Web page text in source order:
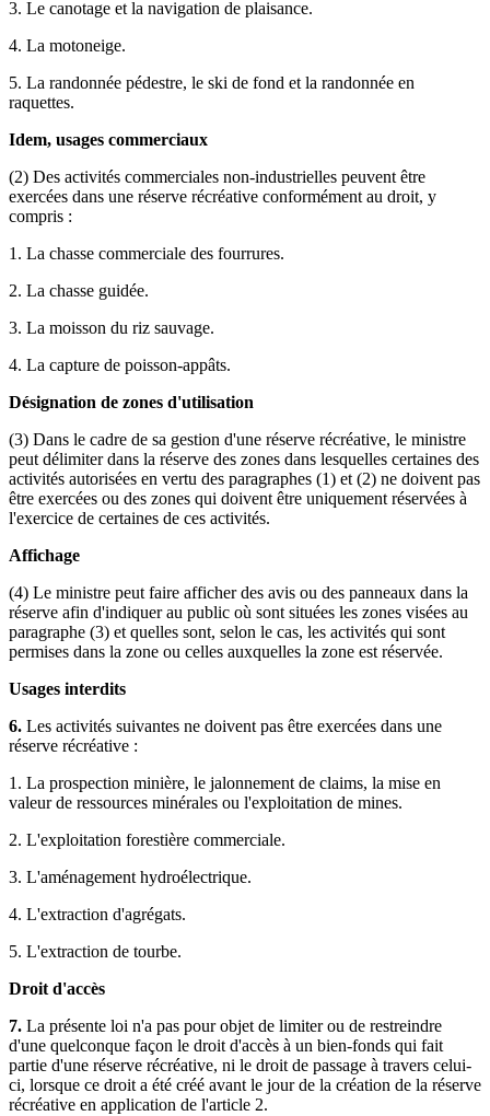
3. Le canotage et la navigation de plaisance.
4. La motoneige.
5. La randonnée pédestre, le ski de fond et la randonnée en
raquettes.
Idem, usages commerciaux
(2) Des activités commerciales non-industrielles peuvent être
exercées dans une réserve récréative conformément au droit, y
compris :
1. La chasse commerciale des fourrures.
2. La chasse guidée.
3. La moisson du riz sauvage.
4. La capture de poisson-appâts.
Désignation de zones d'utilisation
(3) Dans le cadre de sa gestion d'une réserve récréative, le ministre
peut délimiter dans la réserve des zones dans lesquelles certaines des
activités autorisées en vertu des paragraphes (1) et (2) ne doivent pas
être exercées ou des zones qui doivent être uniquement réservées à
l'exercice de certaines de ces activités.
Affichage
(4) Le ministre peut faire afficher des avis ou des panneaux dans la
réserve afin d'indiquer au public où sont situées les zones visées au
paragraphe (3) et quelles sont, selon le cas, les activités qui sont
permises dans la zone ou celles auxquelles la zone est réservée.
Usages interdits
6. Les activités suivantes ne doivent pas être exercées dans une
réserve récréative :
1. La prospection minière, le jalonnement de claims, la mise en
valeur de ressources minérales ou l'exploitation de mines.
2. L'exploitation forestière commerciale.
3. L'aménagement hydroélectrique.
4. L'extraction d'agrégats.
5. L'extraction de tourbe.
Droit d'accès
7. La présente loi n'a pas pour objet de limiter ou de restreindre
d'une quelconque façon le droit d'accès à un bien-fonds qui fait
partie d'une réserve récréative, ni le droit de passage à travers celui-
ci, lorsque ce droit a été créé avant le jour de la création de la réserve
récréative en application de l'article 2.